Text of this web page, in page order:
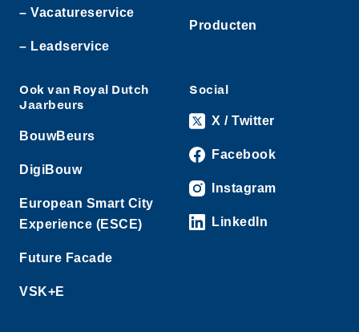
– Vacatureservice
– Leadservice
Producten
Ook van Royal Dutch
Jaarbeurs
BouwBeurs
DigiBouw
European Smart City
Experience (ESCE)
Future Facade
VSK+E
Social
X / Twitter
Facebook
Instagram
LinkedIn